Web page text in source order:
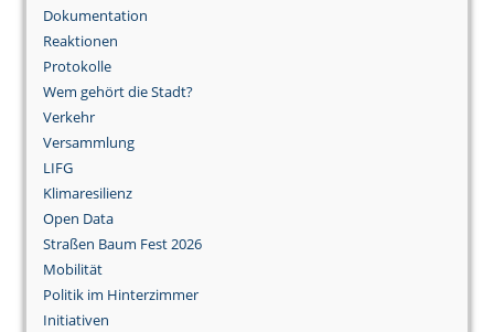
Dokumentation
Reaktionen
Protokolle
Wem gehört die Stadt?
Verkehr
Versammlung
LIFG
Klimaresilienz
Open Data
Straßen Baum Fest 2026
Mobilität
Politik im Hinterzimmer
Initiativen